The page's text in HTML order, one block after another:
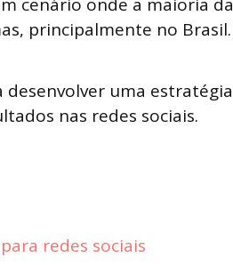
cenário onde a maioria da
principalmente no Brasil.
desenvolver uma estratégia
nas redes sociais.
redes sociais